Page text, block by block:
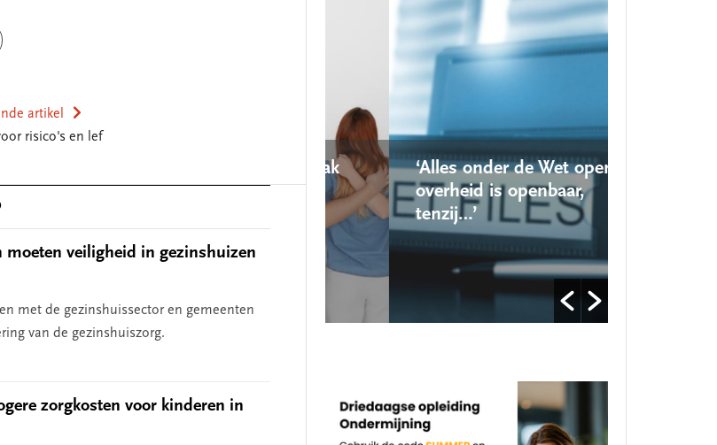
artikel
risico's en lef
moeten veiligheid in gezinshuizen
met de gezinshuissector en gemeenten
van de gezinshuiszorg.
zorgkosten voor kinderen in
kun je de jeugd beter
‘Alles onder de Wet open
overheid is openbaar,
tenzij…’